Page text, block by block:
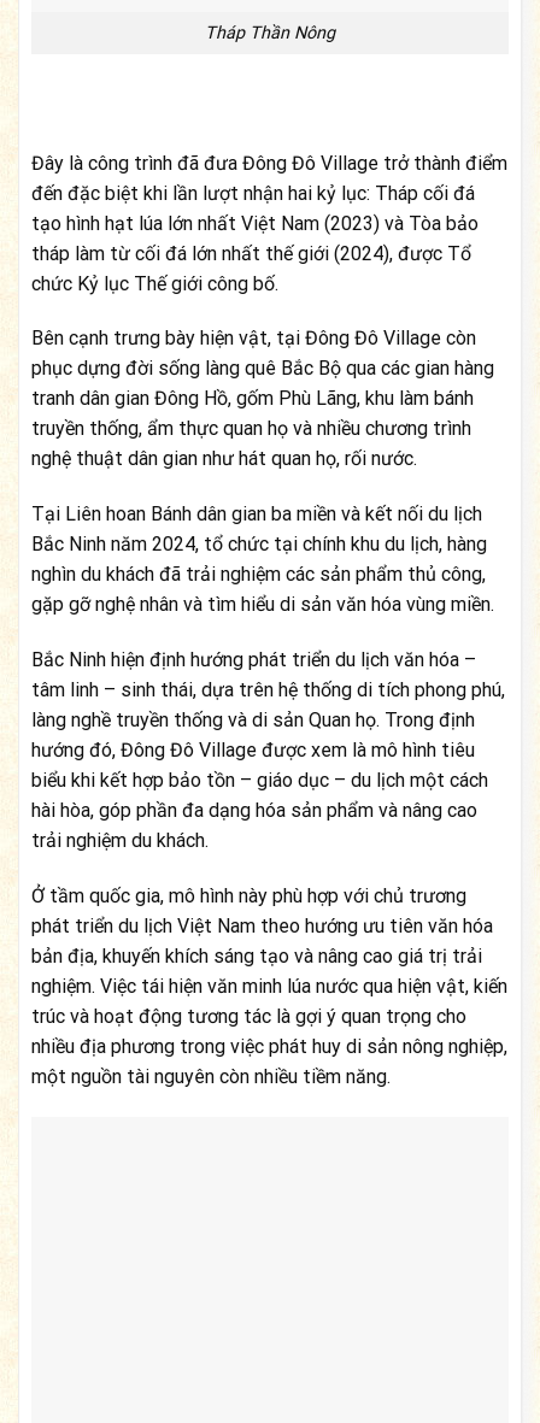
Tháp Thần Nông
Đây là công trình đã đưa Đông Đô Village trở thành điểm
đến đặc biệt khi lần lượt nhận hai kỷ lục: Tháp cối đá
tạo hình hạt lúa lớn nhất Việt Nam (2023) và Tòa bảo
tháp làm từ cối đá lớn nhất thế giới (2024), được Tổ
chức Kỷ lục Thế giới công bố.
Bên cạnh trưng bày hiện vật, tại Đông Đô Village còn
phục dựng đời sống làng quê Bắc Bộ qua các gian hàng
tranh dân gian Đông Hồ, gốm Phù Lãng, khu làm bánh
truyền thống, ẩm thực quan họ và nhiều chương trình
nghệ thuật dân gian như hát quan họ, rối nước.
Tại Liên hoan Bánh dân gian ba miền và kết nối du lịch
Bắc Ninh năm 2024, tổ chức tại chính khu du lịch, hàng
nghìn du khách đã trải nghiệm các sản phẩm thủ công,
gặp gỡ nghệ nhân và tìm hiểu di sản văn hóa vùng miền.
Bắc Ninh hiện định hướng phát triển du lịch văn hóa –
tâm linh – sinh thái, dựa trên hệ thống di tích phong phú,
làng nghề truyền thống và di sản Quan họ. Trong định
hướng đó, Đông Đô Village được xem là mô hình tiêu
biểu khi kết hợp bảo tồn – giáo dục – du lịch một cách
hài hòa, góp phần đa dạng hóa sản phẩm và nâng cao
trải nghiệm du khách.
Ở tầm quốc gia, mô hình này phù hợp với chủ trương
phát triển du lịch Việt Nam theo hướng ưu tiên văn hóa
bản địa, khuyến khích sáng tạo và nâng cao giá trị trải
nghiệm. Việc tái hiện văn minh lúa nước qua hiện vật, kiến
trúc và hoạt động tương tác là gợi ý quan trọng cho
nhiều địa phương trong việc phát huy di sản nông nghiệp,
một nguồn tài nguyên còn nhiều tiềm năng.